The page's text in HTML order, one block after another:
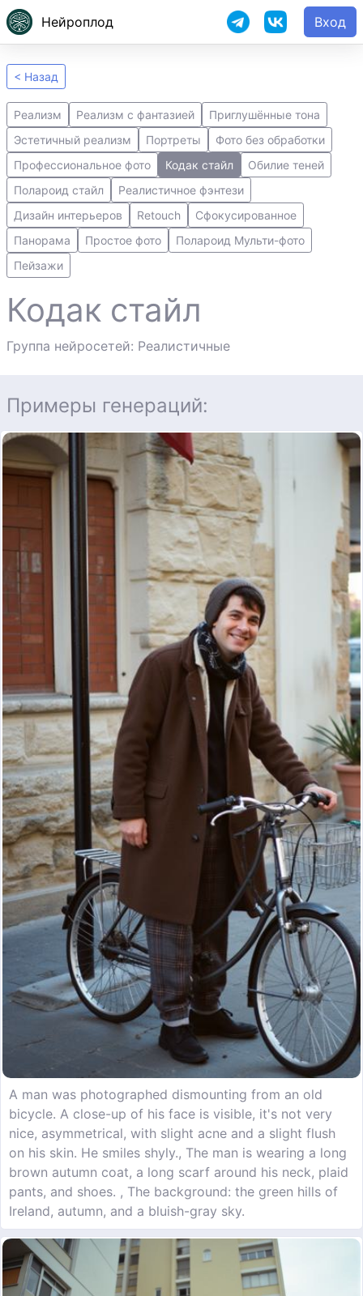
Нейроплод Вход
< Назад
Реализм Реализм с фантазией
Приглушённые тона
Эстетичный реализм
Портреты
Фото без обработки
Профессиональное фото
Кодак стайл
Обилие теней
Полароид стайл
Реалистичное фэнтези
Дизайн интерьеров
Retouch
Сфокусированное
Панорама
Простое фото
Полароид Мульти-фото
Пейзажи
Кодак стайл
Группа нейросетей: Реалистичные
Примеры генераций:
A man was photographed dismounting from an old
bicycle. A close-up of his face is visible, it's not very
nice, asymmetrical, with slight acne and a slight flush
on his skin. He smiles shyly., The man is wearing a long
brown autumn coat, a long scarf around his neck, plaid
pants, and shoes. , The background: the green hills of
Ireland, autumn, and a bluish-gray sky.